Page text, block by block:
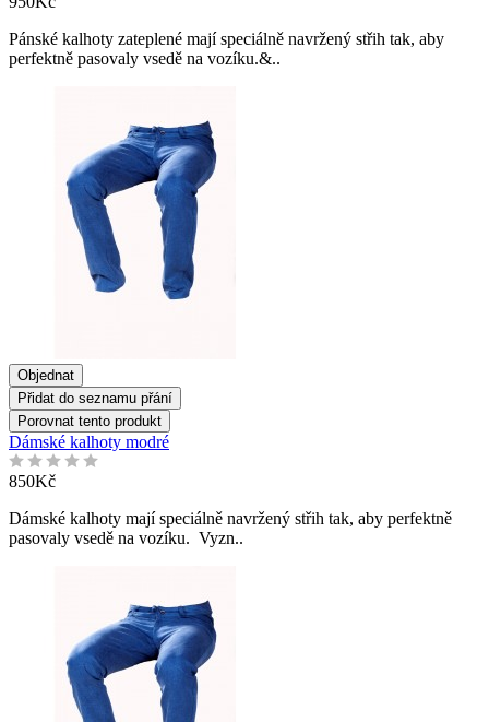
Pánské kalhoty zateplené mají speciálně navržený střih tak, aby
perfektně pasovaly vsedě na vozíku.&..
Objednat
Přidat do seznamu přání
Porovnat tento produkt
Dámské kalhoty modré
850Kč
Dámské kalhoty mají speciálně navržený střih tak, aby perfektně
pasovaly vsedě na vozíku. Vyzn..